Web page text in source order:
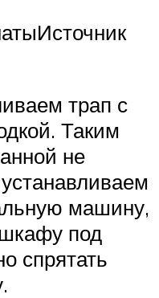
трап с
Таким
не
машину,
под
спрятать